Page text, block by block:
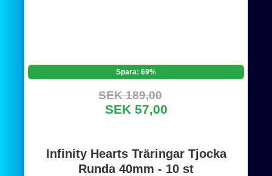
Spara: 69%
SEK 189,00
SEK 57,00
Infinity Hearts Träringar Tjocka
Runda 40mm - 10 st